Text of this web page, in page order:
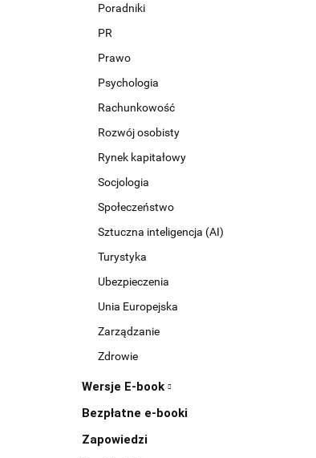
Poradniki
PR
Prawo
Psychologia
Rachunkowość
Rozwój osobisty
Rynek kapitałowy
Socjologia
Społeczeństwo
Sztuczna inteligencja (AI)
Turystyka
Ubezpieczenia
Unia Europejska
Zarządzanie
Zdrowie
Wersje E-book
Bezpłatne e-booki
Zapowiedzi